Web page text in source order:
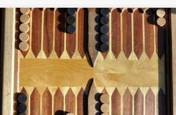
Les tables - Des jeux de parcours populaires alliant
stratégie et aléa.